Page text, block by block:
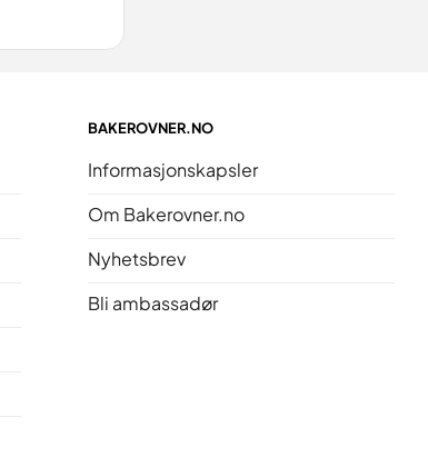
BAKEROVNER.NO
Informasjonskapsler
Om Bakerovner.no
Nyhetsbrev
Bli ambassadør